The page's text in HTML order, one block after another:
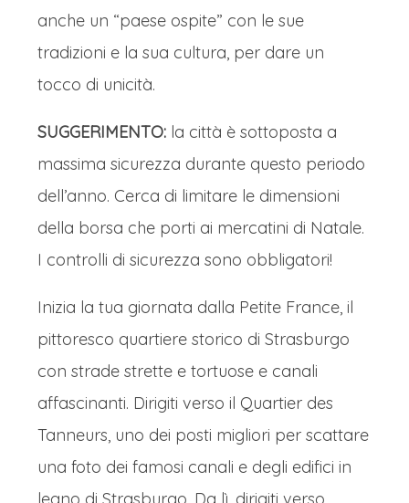
anche un “paese ospite” con le sue
tradizioni e la sua cultura, per dare un
tocco di unicità.
SUGGERIMENTO: la città è sottoposta a
massima sicurezza durante questo periodo
dell’anno. Cerca di limitare le dimensioni
della borsa che porti ai mercatini di Natale.
I controlli di sicurezza sono obbligatori!
Inizia la tua giornata dalla Petite France, il
pittoresco quartiere storico di Strasburgo
con strade strette e tortuose e canali
affascinanti. Dirigiti verso il Quartier des
Tanneurs, uno dei posti migliori per scattare
una foto dei famosi canali e degli edifici in